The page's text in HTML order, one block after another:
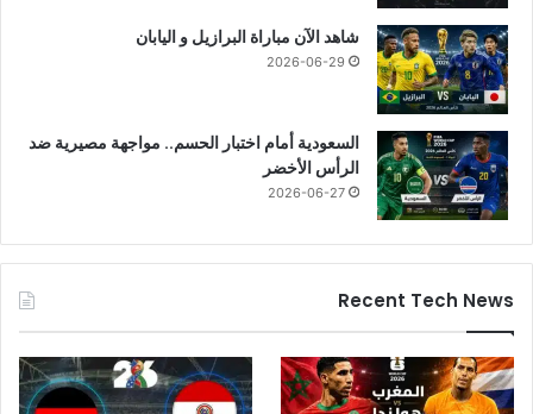
شاهد الآن مباراة البرازيل و اليابان
2026-06-29
السعودية أمام اختبار الحسم.. مواجهة مصيرية ضد
الرأس الأخضر
2026-06-27
Recent Tech News